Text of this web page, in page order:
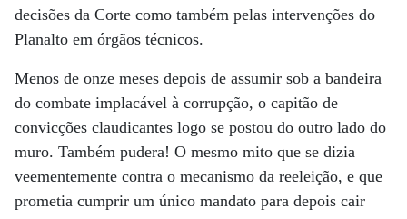
decisões da Corte como também pelas intervenções do
Planalto em órgãos técnicos.
Menos de onze meses depois de assumir sob a bandeira
do combate implacável à corrupção, o capitão de
convicções claudicantes logo se postou do outro lado do
muro. Também pudera! O mesmo mito que se dizia
veementemente contra o mecanismo da reeleição, e que
prometia cumprir um único mandato para depois cair